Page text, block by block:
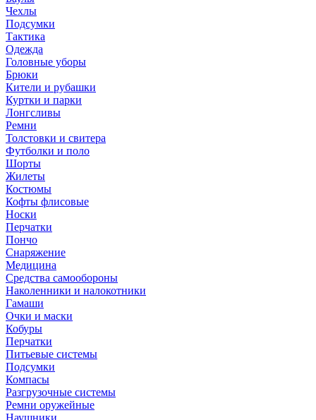
Чехлы
Подсумки
Тактика
Одежда
Головные уборы
Брюки
Кители и рубашки
Куртки и парки
Лонгсливы
Ремни
Толстовки и свитера
Футболки и поло
Шорты
Жилеты
Костюмы
Кофты флисовые
Носки
Перчатки
Пончо
Снаряжение
Медицина
Средства самообороны
Наколенники и налокотники
Гамаши
Очки и маски
Кобуры
Перчатки
Питьевые системы
Подсумки
Компасы
Разгрузочные системы
Ремни оружейные
Наушники